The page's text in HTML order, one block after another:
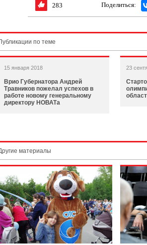
283 Поделиться:
по теме
15 января 2018
Врио Губернатора Андрей
Травников пожелал успехов в
работе новому генеральному
директору НОВАТа
23
материалы